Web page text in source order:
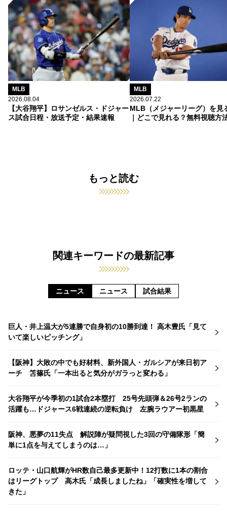
MLB
2026.08.04
【大谷翔平】ロサンゼルス・ドジャー
ス試合日程・放送予定・結果速報
MLB
2026.07.22
MLB（メジャーリーグ）を見
｜どこで見れる？無料視聴方
もっと読む
関連キーワードの最新記事
ニュース ニュース 試合結果
巨人・井上温大が5連勝で自身初の10勝到達！ 高木豊氏「見て
いて楽しいピッチング」
【阪神】大敗の中でも好材料、新外国人・ガルシアが来日初ア
ーチ 笘篠氏「一本出ると気分がガラっと変わる」
大谷翔平が今季初の1試合2本塁打 25号先頭弾＆26号2ランの
活躍も…ドジャース6戦連続の逆転負け 左腕ラウアー初黒星
阪神、悪夢の11失点 解説陣が疑問視した3回の守備隊形「簡
単に1点を与えてしまうのは…」
ロッテ・山口航輝がHR数自己最多更新中！12打数に1本の割合
はリーグトップ 高木氏「成長しましたね」「確実性を増して
きた」